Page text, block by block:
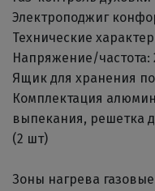
Электроподжиг
Технические
Напряжение/частота:
Ящик для хранения
Комплектация
выпекания, решетка
(2 шт)
Зоны нагрева газовые